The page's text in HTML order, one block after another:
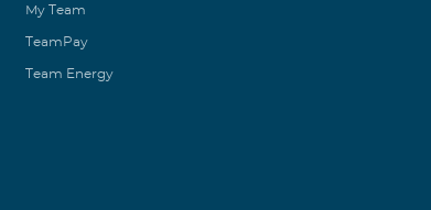
My Team
TeamPay
Team Energy